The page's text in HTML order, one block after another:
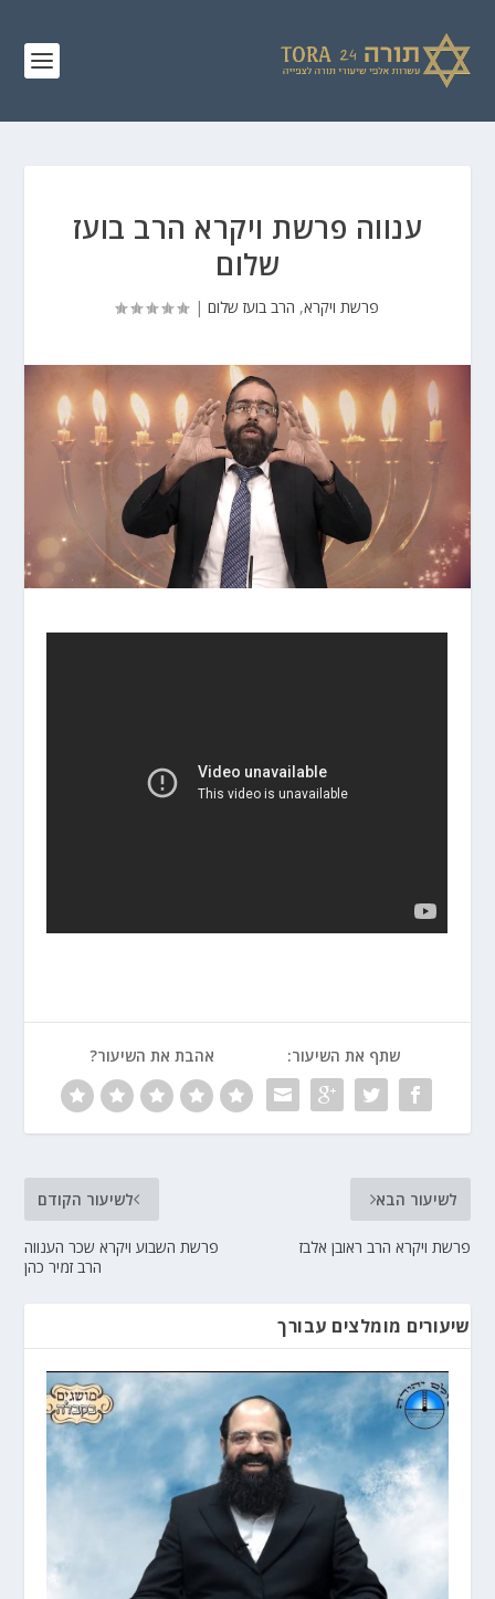
ענווה פרשת ויקרא הרב בועז
שלום
פרשת ויקרא, הרב בועז שלום |
שתף את השיעור: אהבת את השיעור?
לשיעור הקודם
פרשת השבוע ויקרא שכר הענווה
הרב זמיר כהן
לשיעור הבא
פרשת ויקרא הרב ראובן אלבז
שיעורים מומלצים עבורך